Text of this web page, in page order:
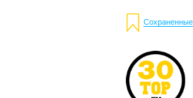
Сохраненные